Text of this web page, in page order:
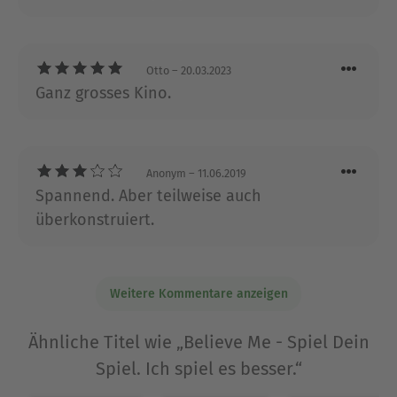
Ausblenden
Otto – 20.03.2023
Ganz grosses Kino.
Anonym – 11.06.2019
Spannend. Aber teilweise auch
überkonstruiert.
Weitere Kommentare anzeigen
Ähnliche Titel wie „Believe Me - Spiel Dein
Spiel. Ich spiel es besser.“